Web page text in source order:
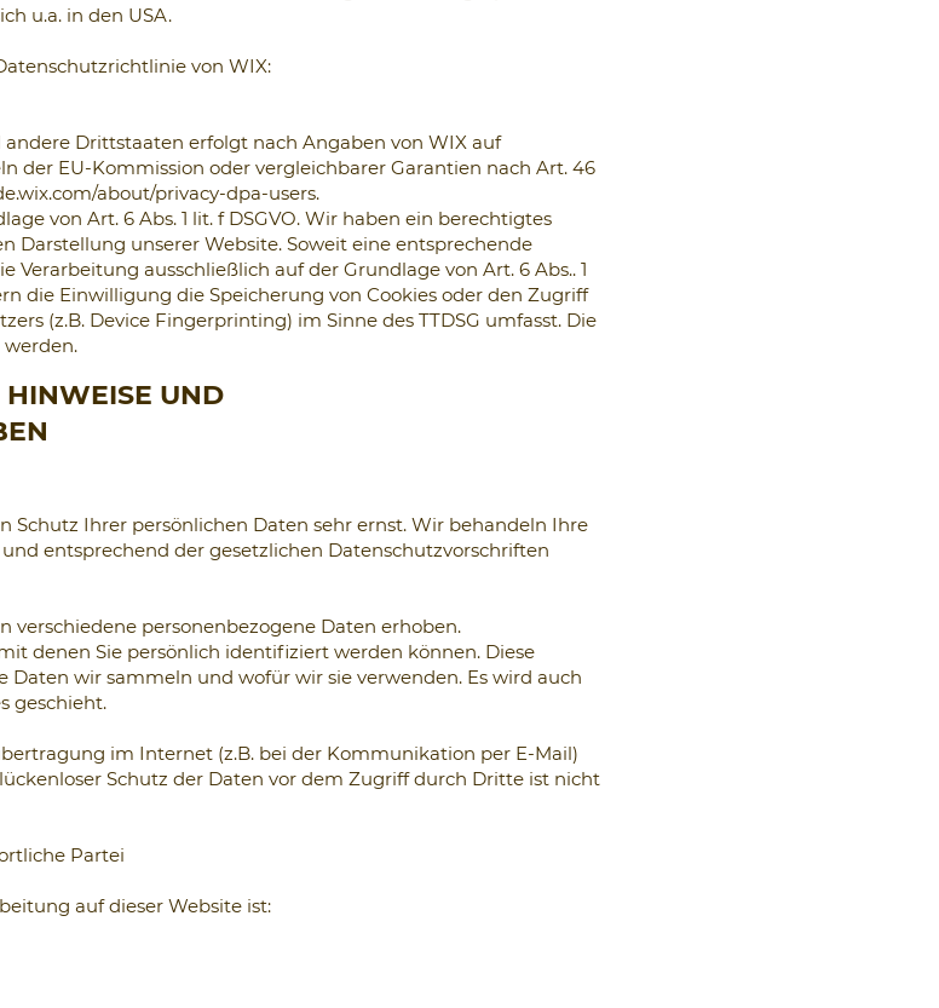
u.a. in den USA.
von WIX:
Drittstaaten erfolgt nach Angaben von WIX auf
der EU-Kommission oder vergleichbarer Garantien nach Art. 46
about/privacy-dpa-users.
von Art. 6 Abs. 1 lit. f DSGVO. Wir haben ein berechtigtes
Darstellung unserer Website. Soweit eine entsprechende
ausschließlich auf der Grundlage von Art. 6 Abs.. 1
die Einwilligung die Speicherung von Cookies oder den Zugriff
(z.B. Device Fingerprinting) im Sinne des TTDSG umfasst. Die
HINWEISE UND
Schutz Ihrer persönlichen Daten sehr ernst. Wir behandeln Ihre
entsprechend der gesetzlichen Datenschutzvorschriften
verschiedene personenbezogene Daten erhoben.
denen Sie persönlich identifiziert werden können. Diese
wir sammeln und wofür wir sie verwenden. Es wird auch
geschieht.
im Internet (z.B. bei der Kommunikation per E-Mail)
Schutz der Daten vor dem Zugriff durch Dritte ist nicht
Partei
auf dieser Website ist: